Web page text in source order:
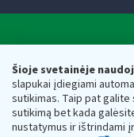
Šioje svetainėje
slapukai įdiegiami
sutikimas. Taip pat galite
sutikimą bet kada
nustatymus ir ištrindami
Respublikos
Biudžetinė įstaiga.
adresas: Vasario 16-
vmi@vmi.lt, E.